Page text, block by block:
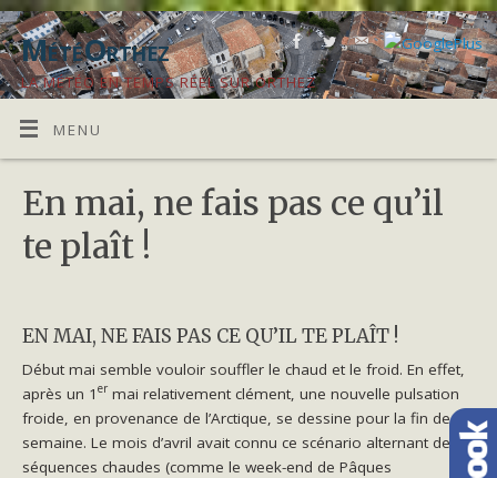
MétéOrthez
LA MÉTÉO EN TEMPS RÉEL SUR ORTHEZ
MENU
En mai, ne fais pas ce qu’il
te plaît !
EN MAI, NE FAIS PAS CE QU’IL TE PLAÎT !
Début mai semble vouloir souffler le chaud et le froid. En effet,
après un 1er mai relativement clément, une nouvelle pulsation
froide, en provenance de l’Arctique, se dessine pour la fin de la
semaine. Le mois d’avril avait connu ce scénario alternant des
séquences chaudes (comme le week-end de Pâques